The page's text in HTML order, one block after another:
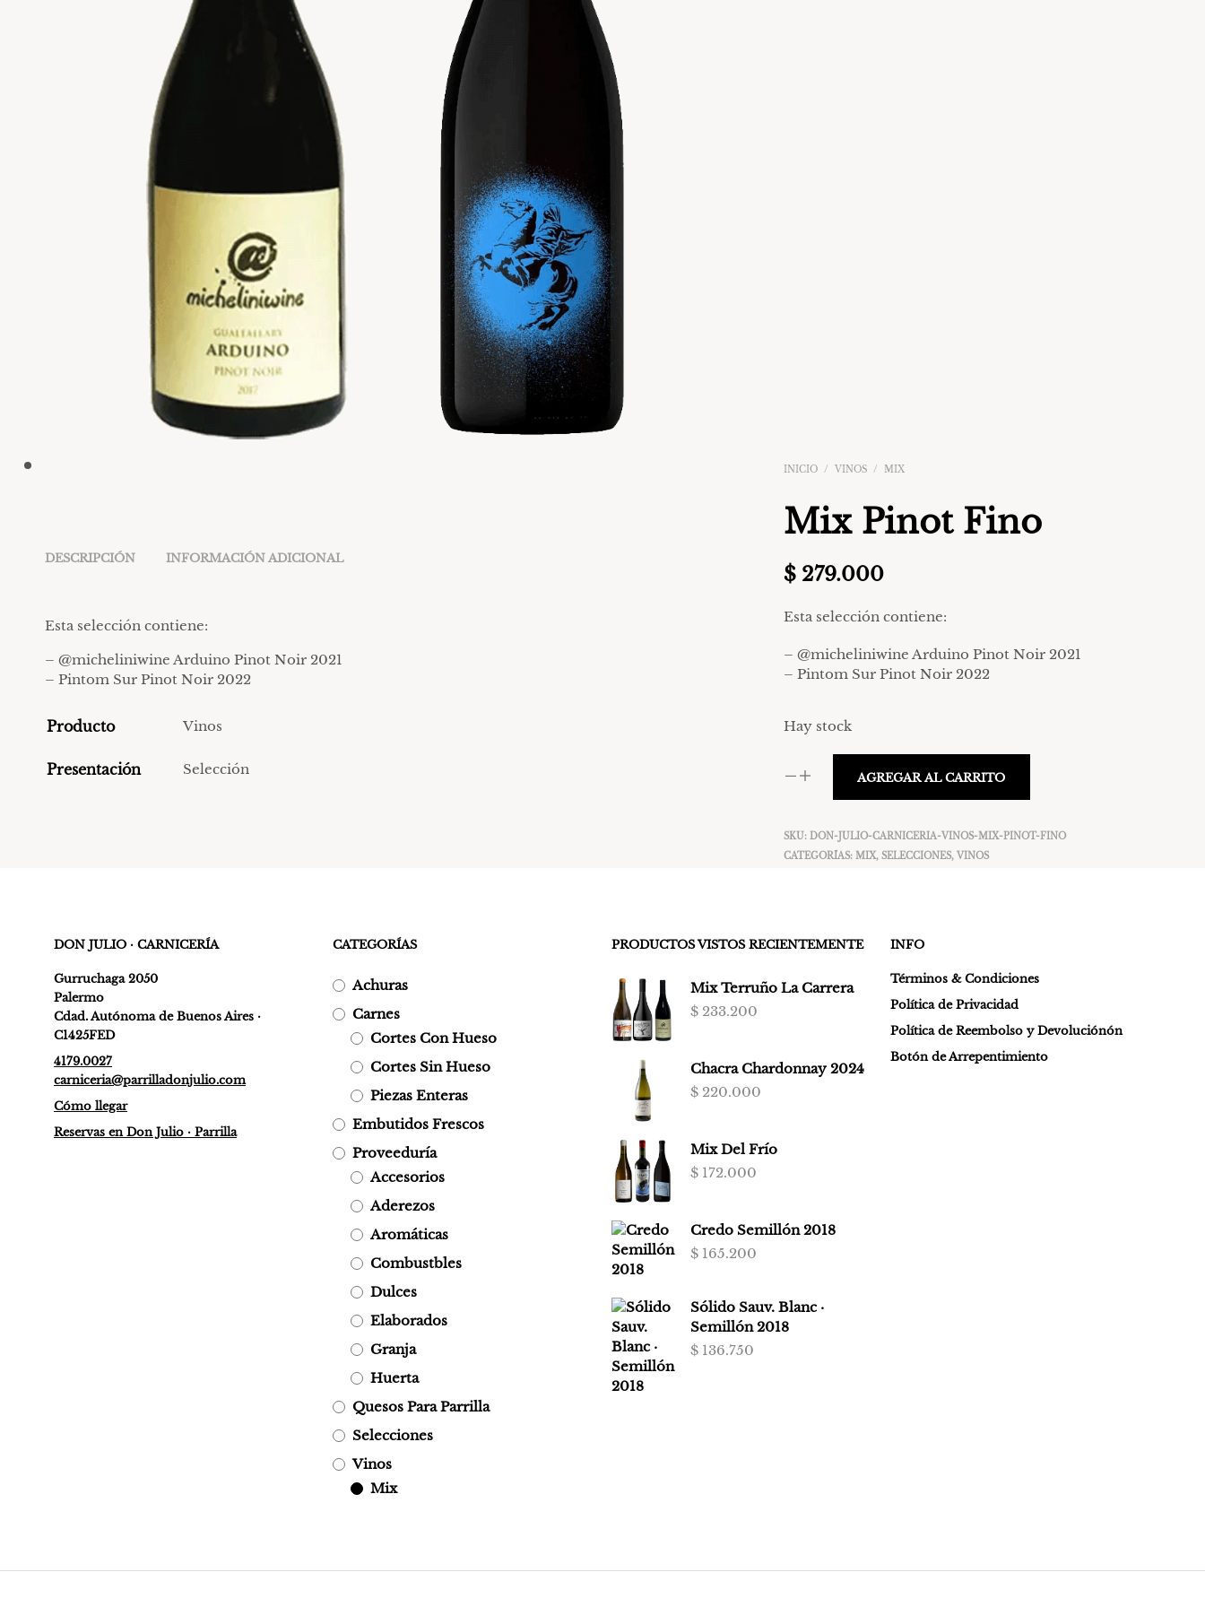
INICIO / VINOS / MIX
Mix Pinot Fino
$279.000
Esta selección contiene:
– @micheliniwine Arduino Pinot Noir 2021
– Pintom Sur Pinot Noir 2022
Hay stock
AGREGAR AL CARRITO
SKU: DON-JULIO-CARNICERIA-VINOS-MIX-PINOT-FINO
CATEGORÍAS: MIX, SELECCIONES, VINOS
DESCRIPCIÓN INFORMACIÓN ADICIONAL
Esta selección contiene:
– @micheliniwine Arduino Pinot Noir 2021
– Pintom Sur Pinot Noir 2022
Producto Vinos
Presentación Selección
DON JULIO · CARNICERÍA
Gurruchaga 2050
Palermo
Cdad. Autónoma de Buenos Aires ·
C1425FED
4179.0027
carniceria@parrilladonjulio.com
Cómo llegar
Reservas en Don Julio · Parrilla
CATEGORÍAS
Achuras
Carnes
Cortes Con Hueso
Cortes Sin Hueso
Piezas Enteras
Embutidos Frescos
Proveeduría
Accesorios
Aderezos
Aromáticas
Combustbles
Dulces
Elaborados
Granja
Huerta
Quesos Para Parrilla
Selecciones
Vinos
Mix
PRODUCTOS VISTOS RECIENTEMENTE
Mix Terruño La Carrera
$ 233.200
Chacra Chardonnay 2024
$ 220.000
Mix Del Frío
$ 172.000
Credo Semillón 2018
$ 165.200
Sólido Sauv. Blanc ·
Semillón 2018
$ 136.750
INFO
Términos & Condiciones
Política de Privacidad
Política de Reembolso y Devoluciónón
Botón de Arrepentimiento